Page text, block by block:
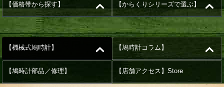
【価格帯から探す】 【からくりシリーズで選ぶ】
【機械式鳩時計】 【鳩時計コラム】
【鳩時計部品／修理】 【店舗アクセス】Store